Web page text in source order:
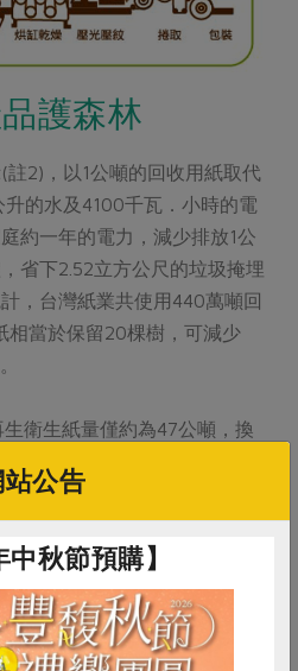
護森林
2)，以1公噸的回收用紙取代
的水及4100千瓦．小時的電
約一年的電力，減少排放1公
省下2.52立方公尺的垃圾掩埋
，台灣紙業共使用440萬噸回
相當於保留20棵樹，可減少
衛生紙量僅約為47公噸，換
貼近社員的各種生活需求，從
陸續開發了抽取式衛生紙、擦
則是考量餐桌、臥室等居家環
規格縮小至抽取式衛生紙的三
源的開發原則。隨手包則因應
有了相呼應的設計，希望藉此
公告
中秋節預購】